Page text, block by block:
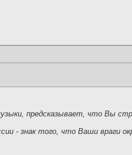
предсказывает, что Вы
- знак того, что Ваши враги